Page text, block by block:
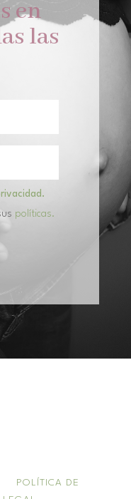
en
las
políticas.
POLÍTICA DE